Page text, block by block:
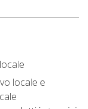
locale e